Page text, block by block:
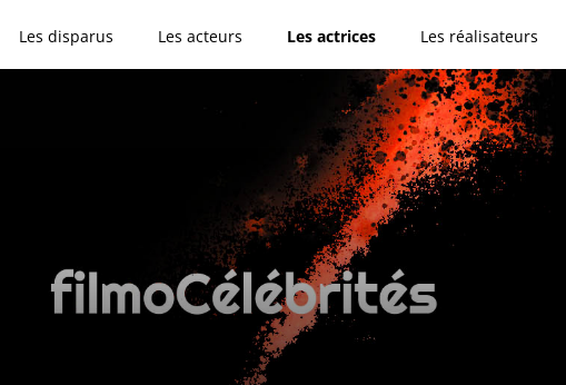
Les disparus Les acteurs Les actrices Les réalisateurs